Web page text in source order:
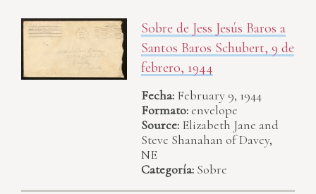
Sobre de Jess Jesús Baros a
Santos Baros Schubert, 9 de
febrero, 1944
Fecha: February 9, 1944
Formato:envelope
Source: Elizabeth Jane and
Steve Shanahan of Davey,
NE
Categoría: Sobre